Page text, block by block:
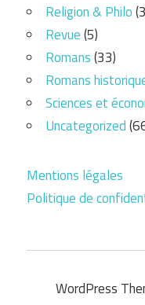
Religion & Philo
Revue(5)
Romans(33)
Romans
Sciences et
Uncategorized
Mentions légales
Politique de
WordPress